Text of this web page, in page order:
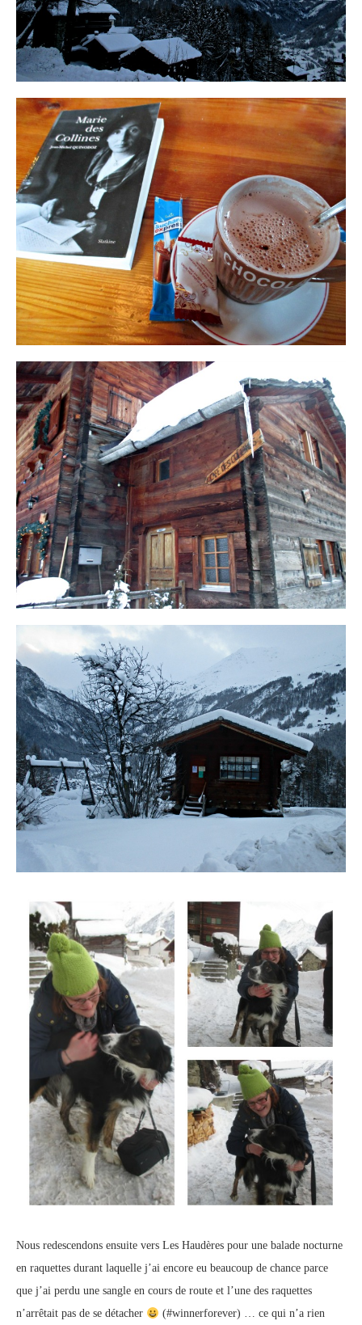
Nous redescendons ensuite vers Les Haudères pour une balade nocturne
en raquettes durant laquelle j’ai encore eu beaucoup de chance parce
que j’ai perdu une sangle en cours de route et l’une des raquettes
n’arrêtait pas de se détacher
(#winnerforever) … ce qui n’a rien